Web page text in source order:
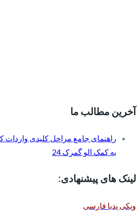
آخرین مطالب ما
راهنمای جامع مراحل کلیدی واردات
به کمک الو گمرک 24
لینک های پیشنهادی:
ویکی پدیا فارسی